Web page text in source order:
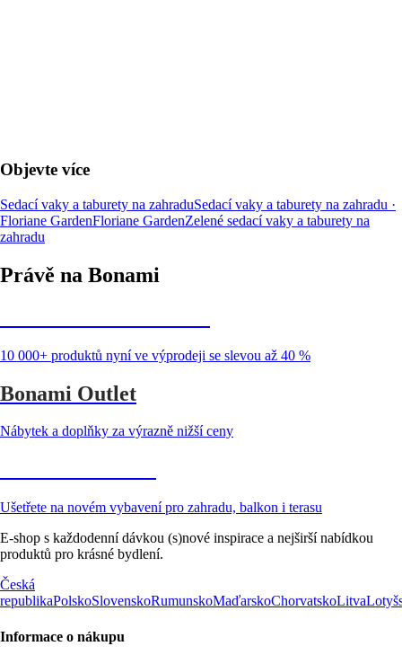
Objevte více
Sedací vaky a taburety na zahraduSedací vaky a taburety na zahradu ·
Floriane GardenFloriane GardenZelené sedací vaky a taburety na
zahradu
Právě na Bonami
10 000+ produktů nyní ve výprodeji se slevou až 40 %
Bonami Outlet
Nábytek a doplňky za výrazně nižší ceny
Ušetřete na novém vybavení pro zahradu, balkon i terasu
E-shop s každodenní dávkou (s)nové inspirace a nejširší nabídkou
produktů pro krásné bydlení.
Česká
republikaPolskoSlovenskoRumunskoMaďarskoChorvatskoLitva
Informace o nákupu